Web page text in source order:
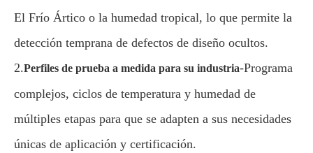
El Frío Ártico o la humedad tropical, lo que permite la
detección temprana de defectos de diseño ocultos.
2.Perfiles de prueba a medida para su industria-Programa
complejos, ciclos de temperatura y humedad de
múltiples etapas para que se adapten a sus necesidades
únicas de aplicación y certificación.